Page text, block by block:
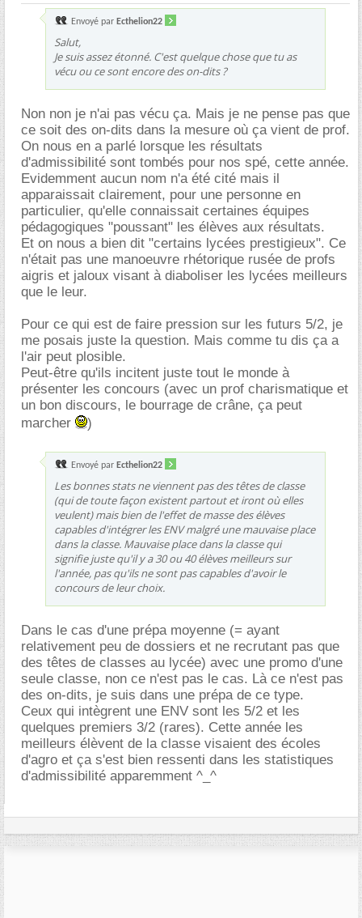
Envoyé par Ecthelion22
Salut,
Je suis assez étonné. C'est quelque chose que tu as
vécu ou ce sont encore des on-dits ?
Non non je n'ai pas vécu ça. Mais je ne pense pas que
ce soit des on-dits dans la mesure où ça vient de prof.
On nous en a parlé lorsque les résultats
d'admissibilité sont tombés pour nos spé, cette année.
Evidemment aucun nom n'a été cité mais il
apparaissait clairement, pour une personne en
particulier, qu'elle connaissait certaines équipes
pédagogiques "poussant" les élèves aux résultats.
Et on nous a bien dit "certains lycées prestigieux". Ce
n'était pas une manoeuvre rhétorique rusée de profs
aigris et jaloux visant à diaboliser les lycées meilleurs
que le leur.
Pour ce qui est de faire pression sur les futurs 5/2, je
me posais juste la question. Mais comme tu dis ça a
l'air peut plosible.
Peut-être qu'ils incitent juste tout le monde à
présenter les concours (avec un prof charismatique et
un bon discours, le bourrage de crâne, ça peut
marcher
)
Envoyé par Ecthelion22
Les bonnes stats ne viennent pas des têtes de classe
(qui de toute façon existent partout et iront où elles
veulent) mais bien de l'effet de masse des élèves
capables d'intégrer les ENV malgré une mauvaise place
dans la classe. Mauvaise place dans la classe qui
signifie juste qu'il y a 30 ou 40 élèves meilleurs sur
l'année, pas qu'ils ne sont pas capables d'avoir le
concours de leur choix.
Dans le cas d'une prépa moyenne (= ayant
relativement peu de dossiers et ne recrutant pas que
des têtes de classes au lycée) avec une promo d'une
seule classe, non ce n'est pas le cas. Là ce n'est pas
des on-dits, je suis dans une prépa de ce type.
Ceux qui intègrent une ENV sont les 5/2 et les
quelques premiers 3/2 (rares). Cette année les
meilleurs élèvent de la classe visaient des écoles
d'agro et ça s'est bien ressenti dans les statistiques
d'admissibilité apparemment ^_^